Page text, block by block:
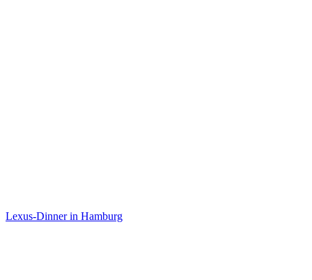
Lexus-Dinner in Hamburg